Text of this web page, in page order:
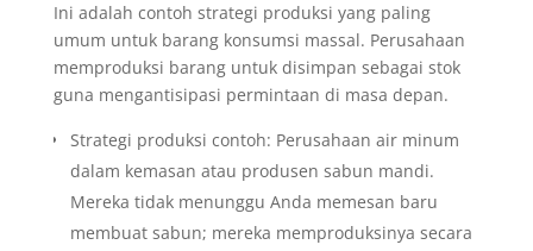
Ini adalah contoh strategi produksi yang paling
umum untuk barang konsumsi massal. Perusahaan
memproduksi barang untuk disimpan sebagai stok
guna mengantisipasi permintaan di masa depan.
Strategi produksi contoh: Perusahaan air minum
dalam kemasan atau produsen sabun mandi.
Mereka tidak menunggu Anda memesan baru
membuat sabun; mereka memproduksinya secara